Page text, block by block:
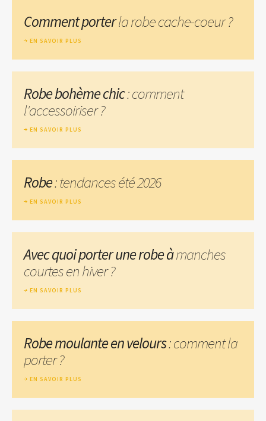
Comment porterla robe cache-coeur ?
EN SAVOIR PLUS
Robe bohème chic: comment
l'accessoiriser ?
EN SAVOIR PLUS
Robe: tendances été 2026
EN SAVOIR PLUS
Avec quoi porter une robe àmanches
courtes en hiver ?
EN SAVOIR PLUS
Robe moulante en velours: comment la
porter ?
EN SAVOIR PLUS